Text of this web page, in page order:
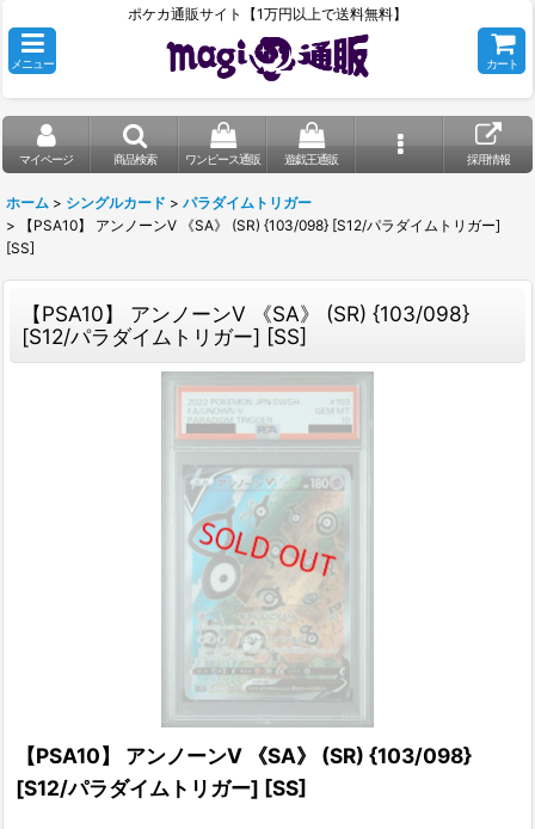
ポケカ通販サイト【1万円以上で送料無料】
メニュー カート
マイページ 商品検索 ワンピース通販 遊戯王通販 採用情報
ホーム > シングルカード > パラダイムトリガー
>
【PSA10】 アンノーンV 《SA》 (SR) {103/098} [S12/パラダイムトリガー]
[SS]
【PSA10】 アンノーンV 《SA》 (SR) {103/098}
[S12/パラダイムトリガー] [SS]
【PSA10】 アンノーンV 《SA》 (SR) {103/098}
[S12/パラダイムトリガー] [SS]